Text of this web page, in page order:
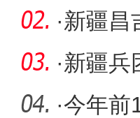
国内航
·新疆昌
·新疆兵
·今年前